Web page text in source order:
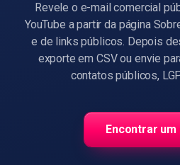
🇵🇹PT
Revele o e-mail comercial
YouTube a partir da página
e de links públicos. Depois
exporte em CSV ou envie
contatos públicos,
Encontrar um